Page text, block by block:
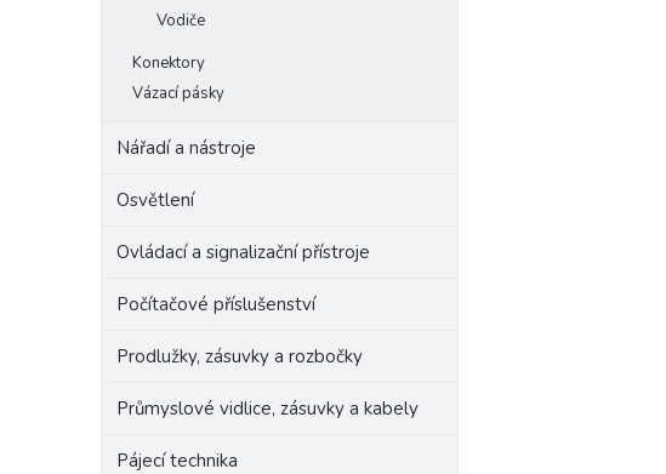
Vodiče
Konektory
Vázací pásky
Nářadí a nástroje
Osvětlení
Ovládací a signalizační přístroje
Počítačové příslušenství
Prodlužky, zásuvky a rozbočky
Průmyslové vidlice, zásuvky a kabely
Pájecí technika